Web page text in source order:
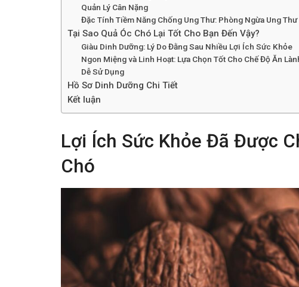
Quản Lý Cân Nặng
Đặc Tính Tiềm Năng Chống Ung Thư: Phòng Ngừa Ung Thư
Tại Sao Quả Óc Chó Lại Tốt Cho Bạn Đến Vậy?
Giàu Dinh Dưỡng: Lý Do Đằng Sau Nhiều Lợi Ích Sức Khỏe
Ngon Miệng và Linh Hoạt: Lựa Chọn Tốt Cho Chế Độ Ăn
Dễ Sử Dụng
Hồ Sơ Dinh Dưỡng Chi Tiết
Kết luận
Lợi Ích Sức Khỏe Đã Được
Chó